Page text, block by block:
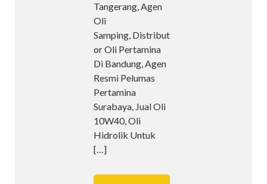
Tangerang, Agen
Oli
Samping, Distribut
or Oli Pertamina
Di Bandung, Agen
Resmi Pelumas
Pertamina
Surabaya, Jual Oli
10W40, Oli
Hidrolik Untuk
[…]